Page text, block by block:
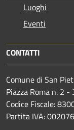
Luoghi
Eventi
CONTATTI
Comune di San
Piazza Roma n. 2
Codice Fiscale:
Partita IVA: